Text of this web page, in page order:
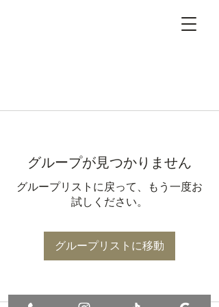
グループが見つかりません
グループリストに戻って、もう一度お
試しください。
グループリストに移動